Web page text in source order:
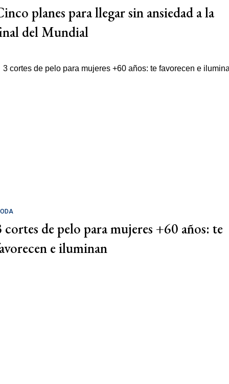
planes para llegar sin ansiedad a la
del Mundial
cortes de pelo para mujeres +60 años: te
e iluminan